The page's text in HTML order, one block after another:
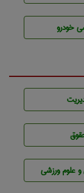
خودرو
و علوم ورزشی